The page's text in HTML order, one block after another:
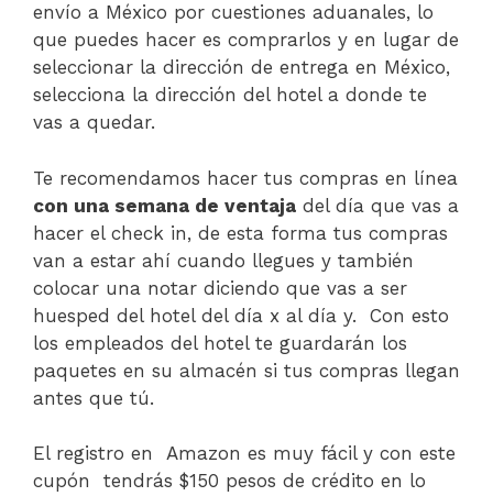
envío a México por cuestiones aduanales, lo
que puedes hacer es comprarlos y en lugar de
seleccionar la dirección de entrega en México,
selecciona la dirección del hotel a donde te
vas a quedar.
Te recomendamos hacer tus compras en línea
con una semana de ventaja del día que vas a
hacer el check in, de esta forma tus compras
van a estar ahí cuando llegues y también
colocar una notar diciendo que vas a ser
huesped del hotel del día x al día y. Con esto
los empleados del hotel te guardarán los
paquetes en su almacén si tus compras llegan
antes que tú.
El registro en Amazon es muy fácil y con este
cupón tendrás $150 pesos de crédito en lo